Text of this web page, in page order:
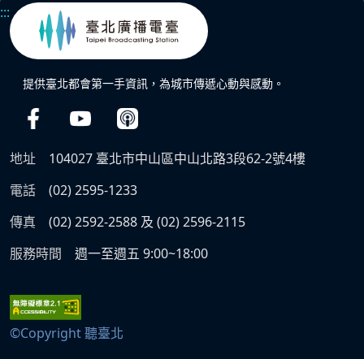
:::
提供臺北都會第一手資訊，為城市傳遞心動與感動。
地址
104027 臺北市中山區中山北路3段62-2號4樓
電話
(02) 2595-1233
傳真
(02) 2592-2588 及 (02) 2596-2115
服務時間
週一至週五 9:00~18:00
©Copyright 聽臺北